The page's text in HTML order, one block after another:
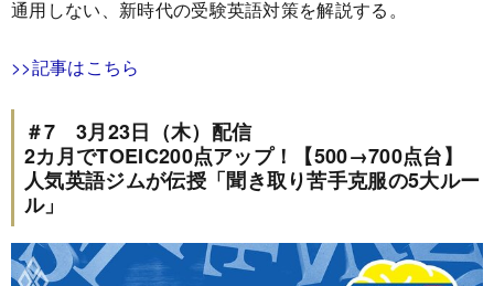
通用しない、新時代の受験英語対策を解説する。
>>記事はこちら
＃7 3月23日（木）配信
2カ月でTOEIC200点アップ！【500→700点台】
人気英語ジムが伝授「聞き取り苦手克服の5大ルー
ル」